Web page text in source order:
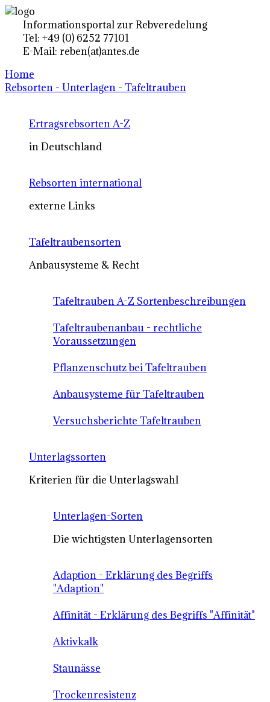
Informationsportal zur Rebveredelung
Tel: +49 (0) 6252 77101
E-Mail: reben(at)antes.de
Home
Rebsorten - Unterlagen - Tafeltrauben
Ertragsrebsorten A-Z
in Deutschland
Rebsorten international
externe Links
Tafeltraubensorten
Anbausysteme & Recht
Tafeltrauben A-Z Sortenbeschreibungen
Tafeltraubenanbau - rechtliche
Voraussetzungen
Pflanzenschutz bei Tafeltrauben
Anbausysteme für Tafeltrauben
Versuchsberichte Tafeltrauben
Unterlagssorten
Kriterien für die Unterlagswahl
Unterlagen-Sorten
Die wichtigsten Unterlagensorten
Adaption - Erklärung des Begriffs
"Adaption"
Affinität - Erklärung des Begriffs "Affinität"
Aktivkalk
Staunässe
Trockenresistenz